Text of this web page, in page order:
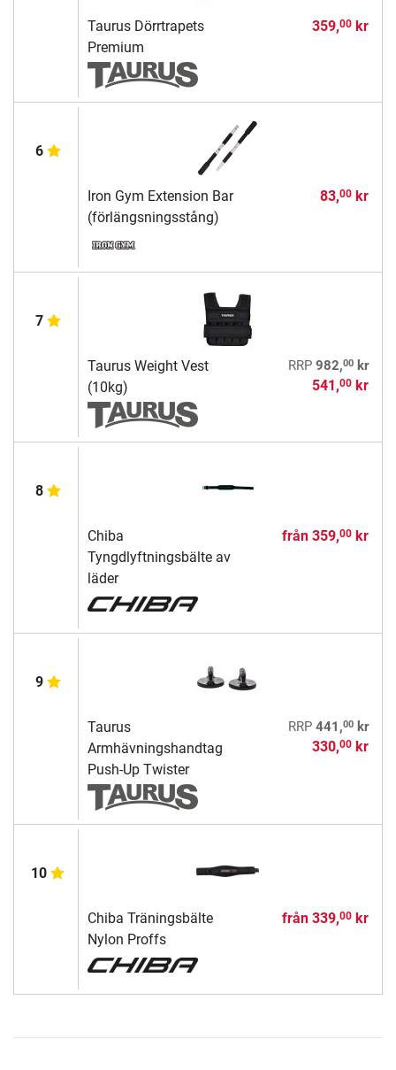
Taurus Dörrtrapets
Premium
359,00kr
6
Iron Gym Extension Bar
(förlängsningsstång)
83,00kr
7
Taurus Weight Vest
(10kg)
RRP 982,00kr
541,00kr
8
Chiba
Tyngdlyftningsbälte av
läder
från 359,00kr
9
Taurus
Armhävningshandtag
Push-Up Twister
RRP 441,00kr
330,00kr
10
Chiba Träningsbälte
Nylon Proffs
från 339,00kr